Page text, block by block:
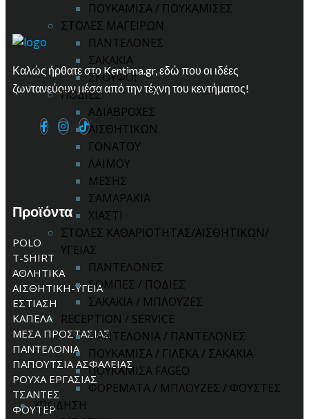
ΠΟΥΚΑΜΙΣΑ / ΠΟΥΚΑΜΙΣΕΣ
ΣΤΟΛΕΣ ΜΑΓΕΙΡΩΝ
ΠΑΝΤΕΛΟΝΕΣ
ΣΑΚΑΚΙΑ
ΣΚΟΥΦΟΙ
ΠΟΔΙΕΣ
ΑΔΙΑΒΡΟΧΕΣ
ΑΙΣΘΗΤΙΚΩΝ
ΓΟΝΑΤΟΥ
ΛΑΙΜΟΥ
ΜΕΣΗΣ
ΣΑΜΑΡΑΚΙΑ
ΧΙΑΣΤΙ
ΣΤΟΛΕΣ ΚΑΘΑΡΙΟΤΗΤΑΣ/ΑΙΣΘΗΤΙΚΩΝ/
ΥΓΕΙΑΣ
ΠΑΝΤΕΛΟΝΕΣ
ΡΟΜΠΕΣ / ΠΟΔΙΕΣ
ΣΑΚΑΚΙΑ / ΜΠΛΟΥΖΕΣ
RECEPTION / SERVICE
ΠΑΝΤΕΛΟΝΙΑ / ΠΑΝΤΕΛΟΝΕΣ
ΠΟΥΚΑΜΙΣΑ / ΓΙΛΕΚΑ / ΣΑΚΑΚΙΑ
ΠΟΥΚΑΜΙΣΑ FAGEO
ΦΟΡΕΜΑΤΑ / ΜΠΛΟΥΖΕΣ / ΦΟΥΣΤΕΣ
ΥΠΟΔΗΣΗ
Καλώς ήρθατε στο Kentima.gr, εδώ που οι ιδέες
ζωντανεύουν μέσα από την τέχνη του κεντήματος!
Προϊόντα
POLO
T-SHIRT
ΑΘΛΗΤΙΚΑ
ΑΙΣΘΗΤΙΚΗ-ΥΓΕΙΑ
ΕΣΤΙΑΣΗ
ΚΑΠΕΛΑ
ΜΕΣΑ ΠΡΟΣΤΑΣΙΑΣ
ΠΑΝΤΕΛΟΝΙΑ
ΠΑΠΟΥΤΣΙΑ ΑΣΦΑΛΕΙΑΣ
ΡΟΥΧΑ ΕΡΓΑΣΙΑΣ
ΤΣΑΝΤΕΣ
ΦΟΥΤΕΡ